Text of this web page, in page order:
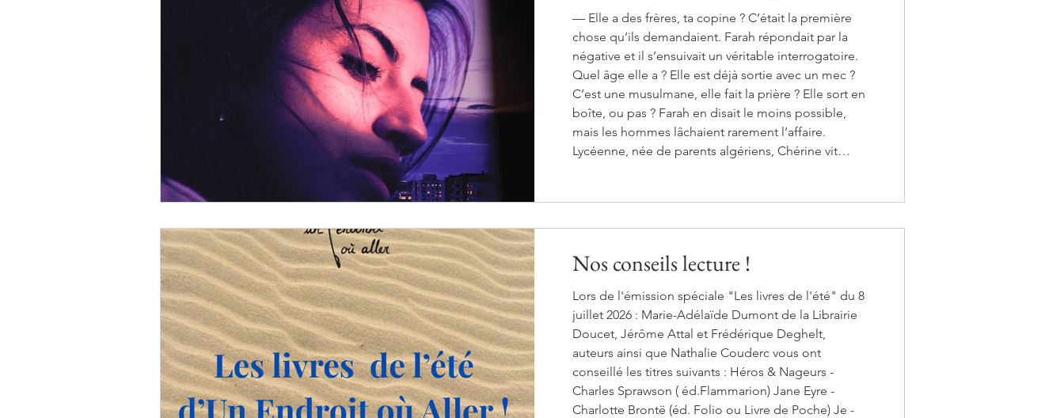
— Elle a des frères, ta copine ? C’était la première
chose qu’ils demandaient. Farah répondait par la
négative et il s’ensuivait un véritable interrogatoire.
Quel âge elle a ? Elle est déjà sortie avec un mec ?
C’est une musulmane, elle fait la prière ? Elle sort en
boîte, ou pas ? Farah en disait le moins possible,
mais les hommes lâchaient rarement l’affaire.
Lycéenne, née de parents algériens, Chérine vit
Nos conseils lecture !
Lors de l'émission spéciale "Les livres de l'été" du 8
juillet 2026 : Marie-Adélaïde Dumont de la Librairie
Doucet, Jérôme Attal et Frédérique Deghelt,
auteurs ainsi que Nathalie Couderc vous ont
conseillé les titres suivants : Héros & Nageurs -
Charles Sprawson ( éd.Flammarion) Jane Eyre -
Charlotte Brontë (éd. Folio ou Livre de Poche) Je -